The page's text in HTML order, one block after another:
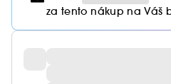
za tento nákup na Váš